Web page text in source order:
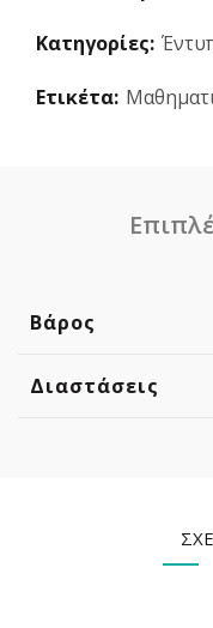
Κατηγορίες:
Ετικέτα:
Βάρος
Διαστάσεις